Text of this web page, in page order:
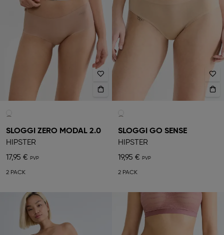
SLOGGI ZERO MODAL 2.0
HIPSTER
17,95 €
2 PACK
SLOGGI GO SENSE
HIPSTER
19,95 €
2 PACK